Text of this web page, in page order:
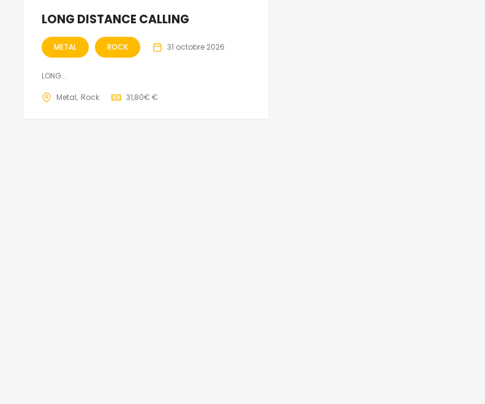
LONG DISTANCE CALLING
METAL ROCK 31 octobre 2026
LONG...
Metal Rock 31,80€ €